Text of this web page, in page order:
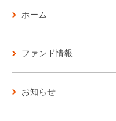
ホーム
ファンド情報
お知らせ